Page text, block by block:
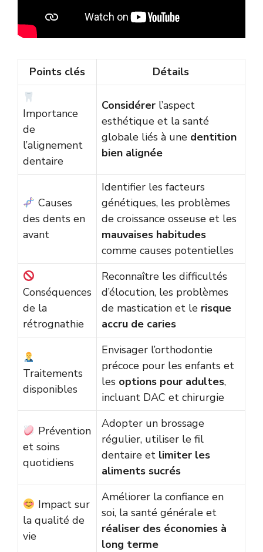
Points clés Détails
Importance
de
l’alignement
dentaire
Considérer l’aspect
esthétique et la santé
globale liés à une dentition
bien alignée
Causes
des dents en
avant
Identifier les facteurs
génétiques, les problèmes
de croissance osseuse et les
mauvaises habitudes
comme causes potentielles
Conséquences
de la
rétrognathie
Reconnaître les difficultés
d’élocution, les problèmes
de mastication et le risque
accru de caries
Traitements
disponibles
Envisager l’orthodontie
précoce pour les enfants et
les options pour adultes,
incluant DAC et chirurgie
Prévention
et soins
quotidiens
Adopter un brossage
régulier, utiliser le fil
dentaire et limiter les
aliments sucrés
Impact sur
la qualité de
vie
Améliorer la confiance en
soi, la santé générale et
réaliser des économies à
long terme